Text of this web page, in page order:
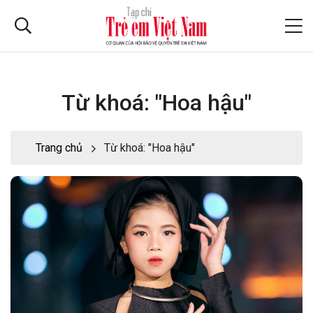
Từ khoá: "Hoa hậu"
Trang chủ Từ khoá: "Hoa hậu"